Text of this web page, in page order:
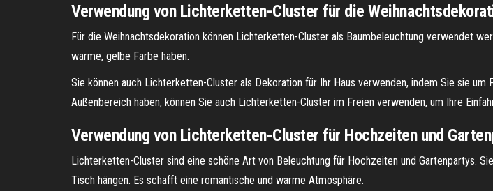
Verwendung von Lichterketten-Cluster für die
Für die Weihnachtsdekoration können Lichterketten-Cluster als Baumbeleuchtung verwendet
warme, gelbe Farbe haben.
Sie können auch Lichterketten-Cluster als Dekoration für Ihr Haus verwenden, indem Sie sie
Außenbereich haben, können Sie auch Lichterketten-Cluster im Freien verwenden, um Ihre
Verwendung von Lichterketten-Cluster für Hochzeiten und
Lichterketten-Cluster sind eine schöne Art von Beleuchtung für Hochzeiten und Gartenpartys.
Tisch hängen. Es schafft eine romantische und warme Atmosphäre.